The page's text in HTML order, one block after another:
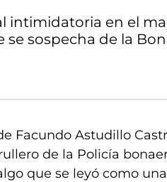
intimidatoria en el
sospecha de la
Facundo Astudillo
de la Policía
que se leyó como